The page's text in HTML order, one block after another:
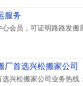
服务
会员，可证明路路发
厂首选兴松搬家公司
兴松搬家公司业务热线